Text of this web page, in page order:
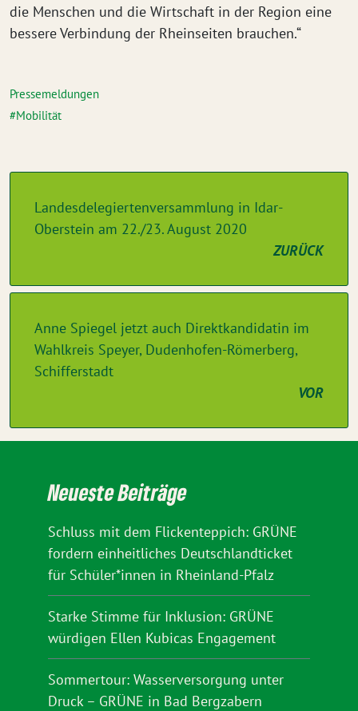
die Menschen und die Wirtschaft in der Region eine
bessere Verbindung der Rheinseiten brauchen.“
Pressemeldungen
Mobilität
Landesdelegiertenversammlung in Idar-
Oberstein am 22./23. August 2020
ZURÜCK
Anne Spiegel jetzt auch Direktkandidatin im
Wahlkreis Speyer, Dudenhofen-Römerberg,
Schifferstadt
VOR
Neueste Beiträge
Schluss mit dem Flickenteppich: GRÜNE
fordern einheitliches Deutschlandticket
für Schüler*innen in Rheinland-Pfalz
Starke Stimme für Inklusion: GRÜNE
würdigen Ellen Kubicas Engagement
Sommertour: Wasserversorgung unter
Druck – GRÜNE in Bad Bergzabern